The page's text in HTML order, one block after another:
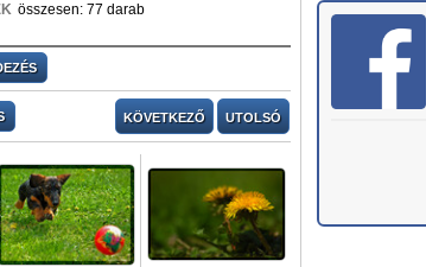
összesen: 77 darab
KÖVETKEZŐ UTOLSÓ